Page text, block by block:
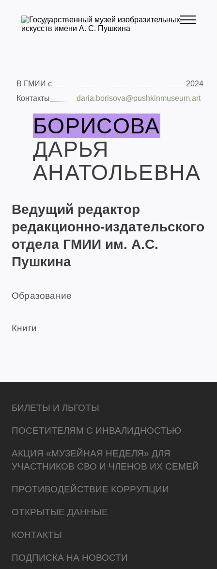
В ГМИИ с
2024
Контакты
daria.borisova@pushkinmuseum.art
БОРИСОВА
ДАРЬЯ
АНАТОЛЬЕВНА
Ведущий редактор
редакционно-издательского
отдела ГМИИ им. А.С.
Пушкина
Образование
Книги
БИЛЕТЫ И ЛЬГОТЫ
ПОСЕТИТЕЛЯМ С ИНВАЛИДНОСТЬЮ
АКЦИЯ «МУЗЕЙНАЯ НЕДЕЛЯ» ДЛЯ
УЧАСТНИКОВ СВО И ЧЛЕНОВ ИХ СЕМЕЙ
ПРОТИВОДЕЙСТВИЕ КОРРУПЦИИ
ОТКРЫТЫЕ ДАННЫЕ
КОНТАКТЫ
ПОДПИСКА НА НОВОСТИ